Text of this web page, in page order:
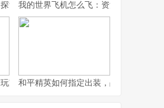
索方块之上的奇幻飞行，副标题，红石与
我的世界飞机怎么飞：资深玩家的飞行
家的指令宝典
和平精英如何指定出装，战术博弈与生